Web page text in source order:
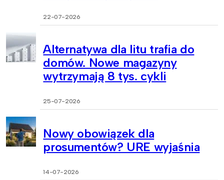
22-07-2026
Alternatywa dla litu trafia do
domów. Nowe magazyny
wytrzymają 8 tys. cykli
25-07-2026
Nowy obowiązek dla
prosumentów? URE wyjaśnia
14-07-2026